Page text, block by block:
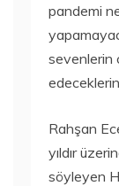
pandemi
sevenlerin
Rahşan
yıldır
söyleyen